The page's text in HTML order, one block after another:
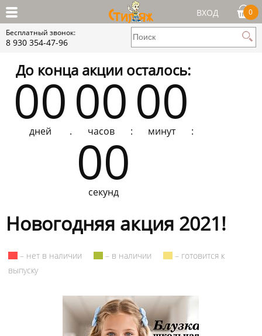
ВХОД 0
Бесплатный звонок:
8 930 354-47-96
До конца акции осталось:
00
дней . 00
часов : 00
минут :
00
секунд
Новогодняя акция 2021!
– нет в наличии – в наличии
– готовится к
выпуску